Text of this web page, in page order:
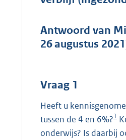
Antwoord van
26 augustus
Vraag 1
Heeft u
tussen de 4 en 6%?1
onderwijs? Is daarbij